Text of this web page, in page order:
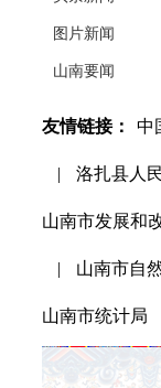
图片新闻
山南要闻
友情链接： 中
| 洛扎县人
山南市发展和
| 山南市自
山南市统计局